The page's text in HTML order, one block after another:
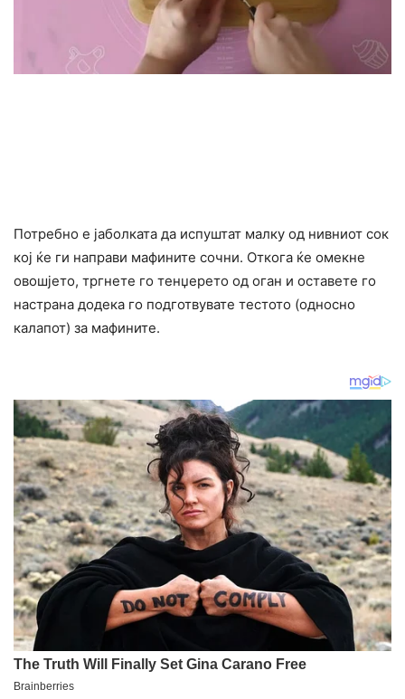
Потребно е јаболката да испуштат малку од нивниот сок
кој ќе ги направи мафините сочни. Откога ќе омекне
овошјето, тргнете го тенџерето од оган и оставете го
настрана додека го подготвувате тестото (односно
калапот) за мафините.